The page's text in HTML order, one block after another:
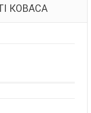
КОВА́СА